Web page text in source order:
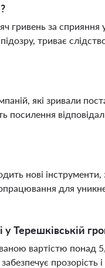
гривень за сприяння
триває
які зривали
посилення
нові інструменти,
для
Терешківській
вартістю понад
прозорість і